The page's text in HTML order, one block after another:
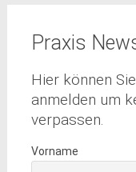
Praxis
Hier können
anmelden um
verpassen.
Vorname